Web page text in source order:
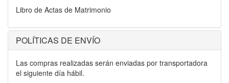
Libro de Actas de Matrimonio
POLÍTICAS DE ENVÍO
Las compras realizadas serán enviadas por transportadora
el siguiente día hábil.